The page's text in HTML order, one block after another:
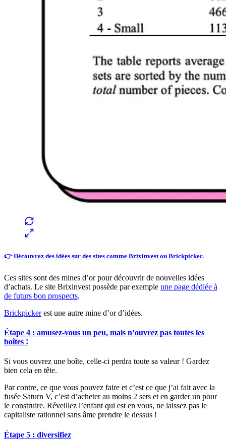
👉 Découvrez des idées sur des sites comme Brixinvest ou Brickpicker.
Ces sites sont des mines d’or pour découvrir de nouvelles idées
d’achats. Le site Brixinvest possède par exemple une page dédiée à
de futurs bon prospects.
Brickpickerest une autre mine d’or d’idées.
Étape 4 : amusez-vous un peu, mais n’ouvrez pas toutes les
boîtes !
Si vous ouvrez une boîte, celle-ci perdra toute sa valeur ! Gardez
bien cela en tête.
Par contre, ce que vous pouvez faire et c’est ce que j’ai fait avec la
fusée Saturn V, c’est d’acheter au moins 2 sets et en garder un pour
le construire. Réveillez l’enfant qui est en vous, ne laissez pas le
capitaliste rationnel sans âme prendre le dessus !
Étape 5 : diversifiez